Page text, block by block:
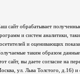
сайт обрабатывает
и систем аналитики,
и оценивающих
таким образом
сайт, вы даете согласие на
ул. Льва Толстого, д.16)